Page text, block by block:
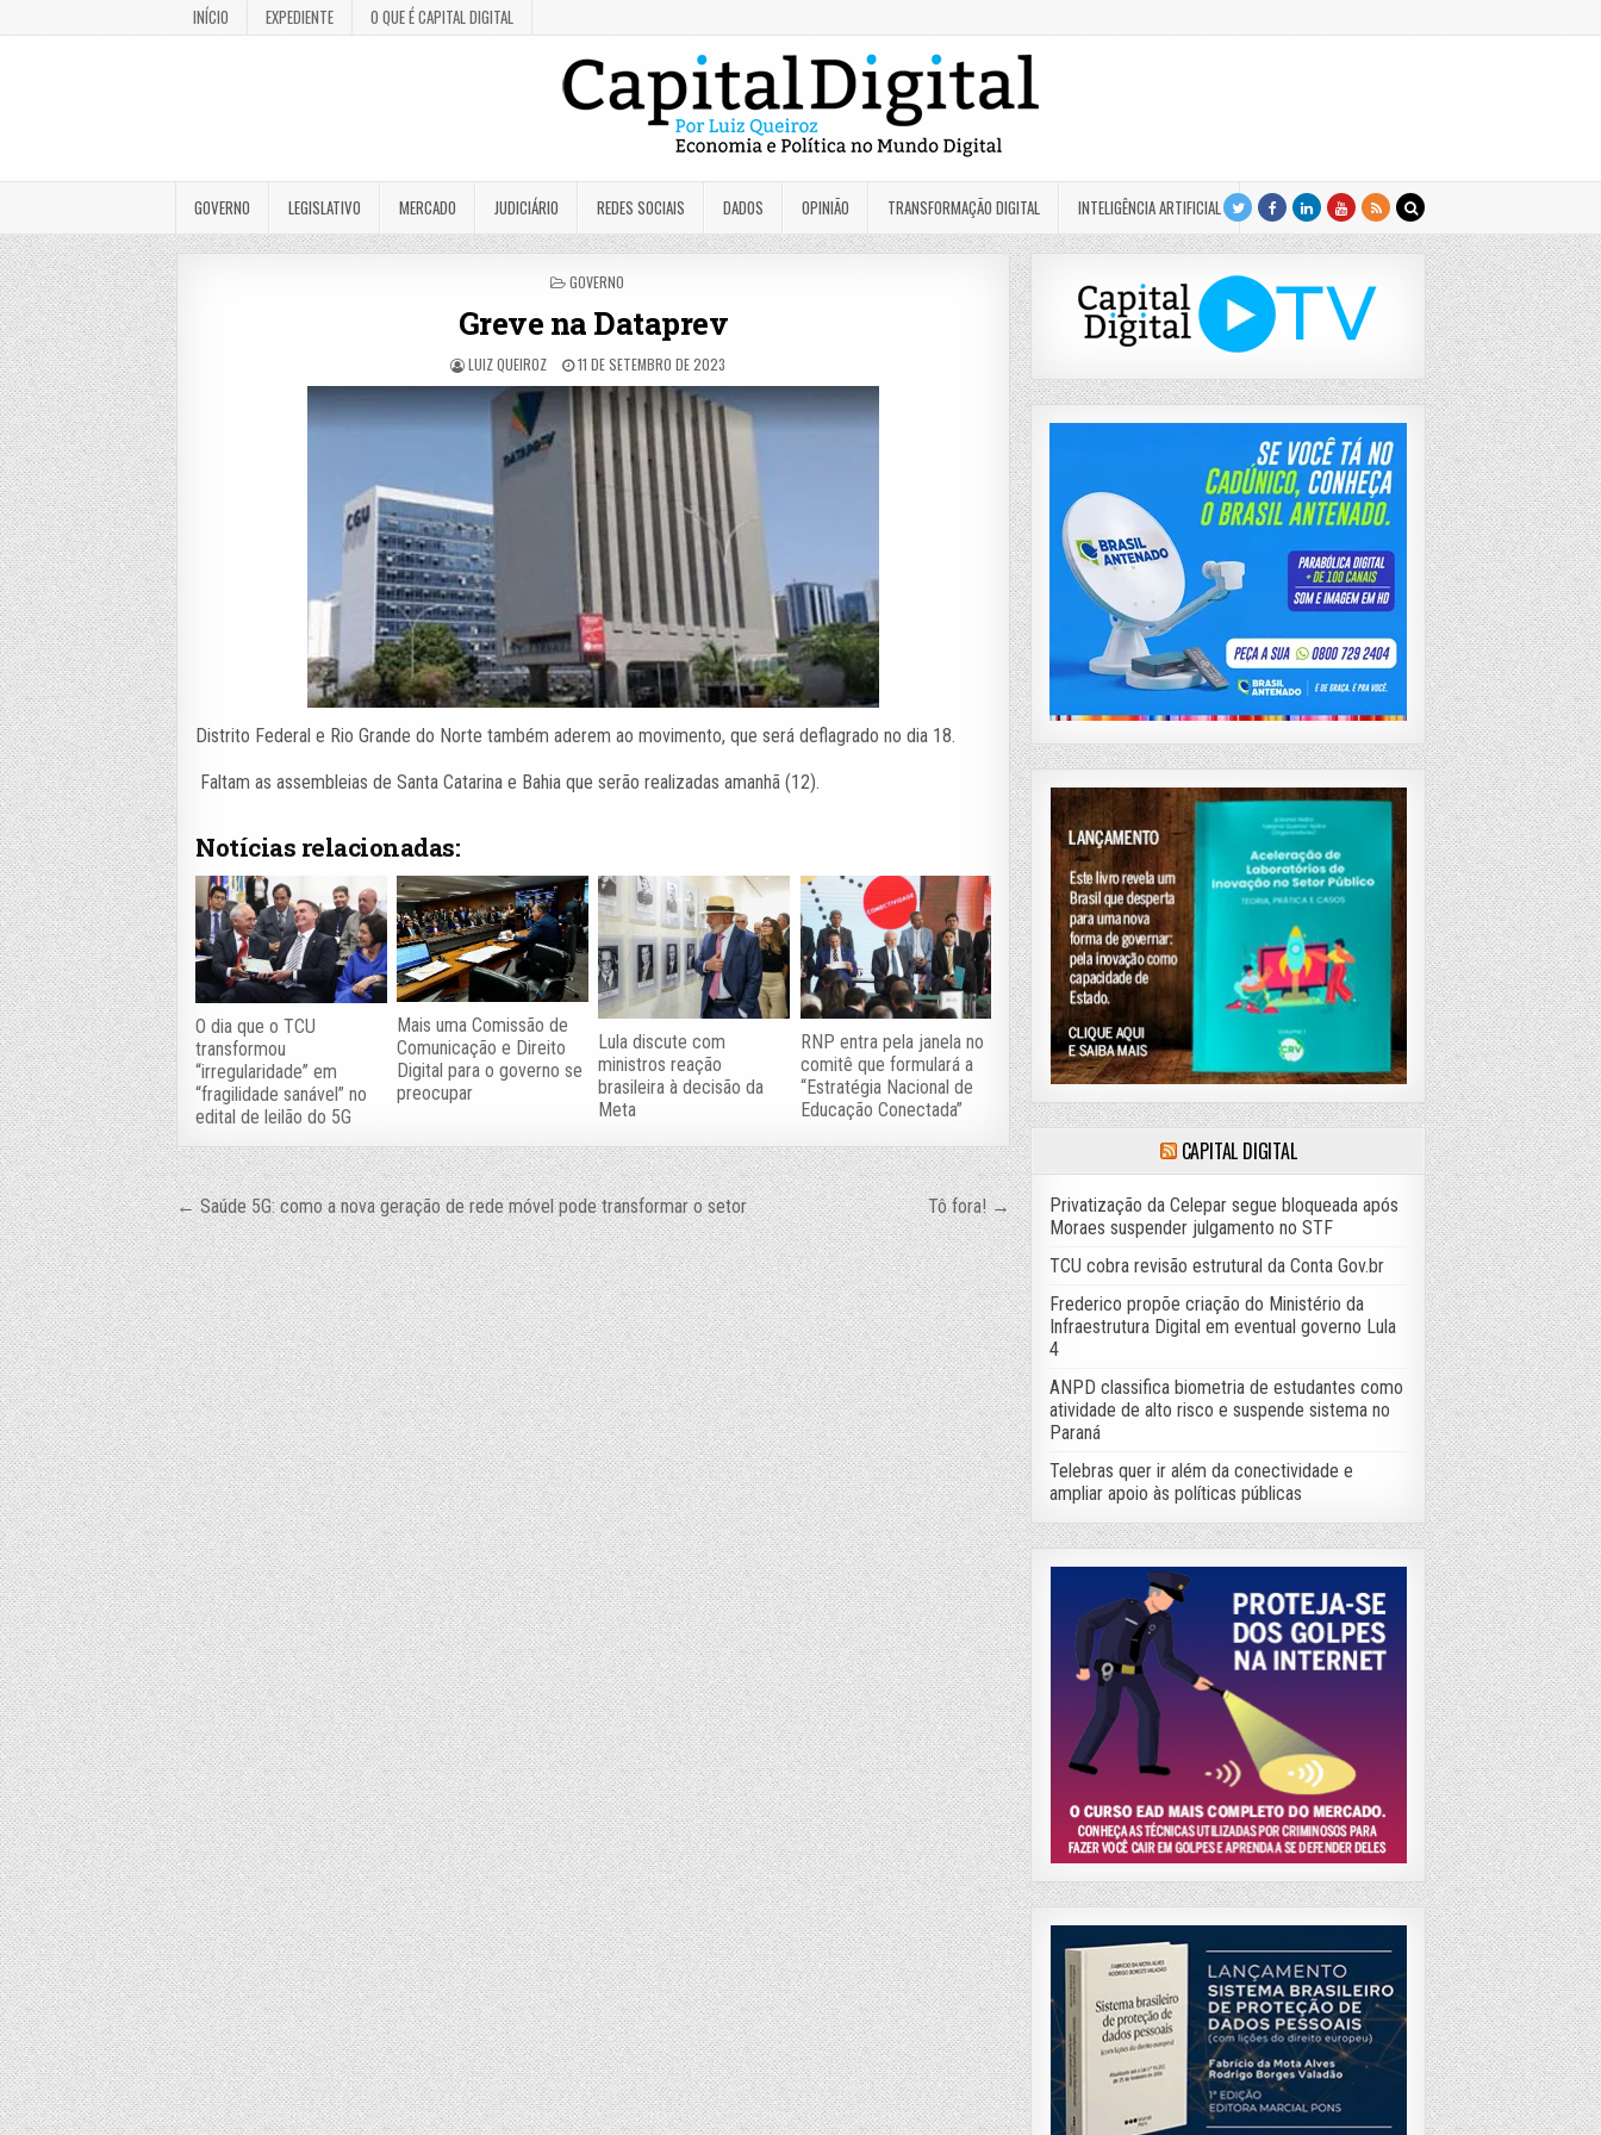
INÍCIO EXPEDIENTE O QUE É CAPITAL DIGITAL
GOVERNO LEGISLATIVO MERCADO JUDICIÁRIO REDES SOCIAIS DADOS OPINIÃO TRANSFORMAÇÃO DIGITAL INTELIGÊNCIA ARTIFICIAL
POSTED
GOVERNO
Greve na Dataprev
LUIZ QUEIROZ 11 DE SETEMBRO DE 2023
Distrito Federal e Rio Grande do Norte também aderem ao movimento, que será deflagrado no dia 18.
Faltam as assembleias de Santa Catarina e Bahia que serão realizadas amanhã (12).
Notícias relacionadas:
O dia que o TCU
transformou
“irregularidade” em
“fragilidade sanável” no
edital de leilão do 5G
Mais uma Comissão de
Comunicação e Direito
Digital para o governo se
preocupar
Lula discute com
ministros reação
brasileira à decisão da
Meta
RNP entra pela janela no
comitê que formulará a
“Estratégia Nacional de
Educação Conectada”
Navegação
de
Post
← Saúde 5G: como a nova geração de rede móvel pode transformar o setor Tô fora! →
CAPITAL DIGITAL
Privatização da Celepar segue bloqueada após
Moraes suspender julgamento no STF
TCU cobra revisão estrutural da Conta Gov.br
Frederico propõe criação do Ministério da
Infraestrutura Digital em eventual governo Lula
4
ANPD classifica biometria de estudantes como
atividade de alto risco e suspende sistema no
Paraná
Telebras quer ir além da conectividade e
ampliar apoio às políticas públicas